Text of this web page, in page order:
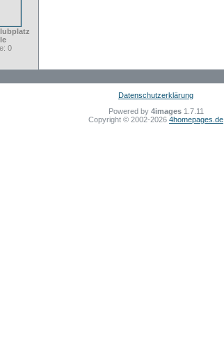
0
Datenschutzerklärung
Powered by 4images1.7.11
Copyright © 2002-2026 4homepages.de